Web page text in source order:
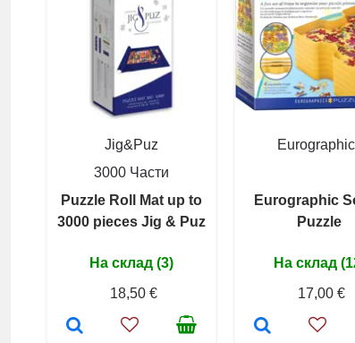
Jig&Puz
3000 Части
Puzzle Roll Mat up to
3000 pieces Jig & Puz
На склад (3)
18,50 €
Eurographic
Puzzle
На склад
17,00 €